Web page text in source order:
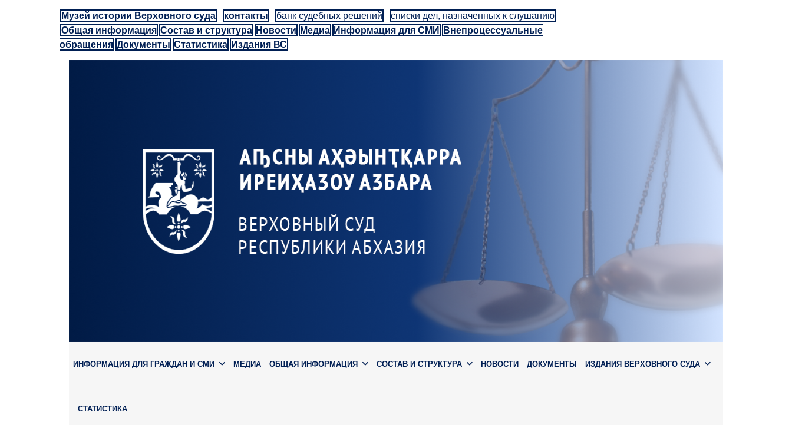
Музей истории Верховного суда контакты банк судебных решений
списки дел, назначенных к слушанию
Общая информация Состав и структура Новости Медиа Информация для СМИ
Внепроцессуальные
обращения Документы Статистика Издания ВС
ИНФОРМАЦИЯ ДЛЯ ГРАЖДАН И СМИ МЕДИА ОБЩАЯ ИНФОРМАЦИЯ СОСТАВ И СТРУКТУРА НОВОСТИ ДОКУМЕНТЫ ИЗДАНИЯ ВЕРХОВНОГО СУДА
СТАТИСТИКА